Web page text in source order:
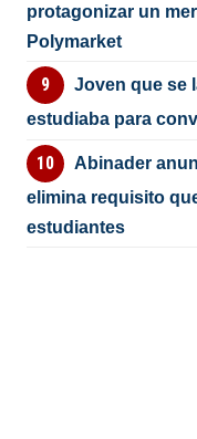
protagonizar un
Polymarket
Joven que se
estudiaba para
Abinader
elimina requisito
estudiantes